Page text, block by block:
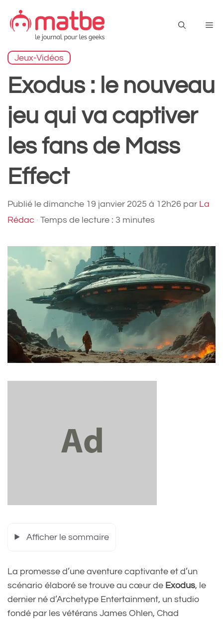
contenu
Jeux-Vidéos
Exodus : le nouveau
jeu qui va captiver
les fans de Mass
Effect
Publié le dimanche 19 janvier 2025 à 12h26 par La
Rédac · Temps de lecture : 3 minutes
Afficher le sommaire
La promesse d’une aventure captivante et d’un
scénario élaboré se trouve au cœur de Exodus, le
dernier né d’Archetype Entertainment, un studio
fondé par les vétérans James Ohlen, Chad